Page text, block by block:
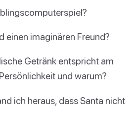
einen imaginären Freund?
Getränk entspricht am
und warum?
ich heraus, dass Santa nicht